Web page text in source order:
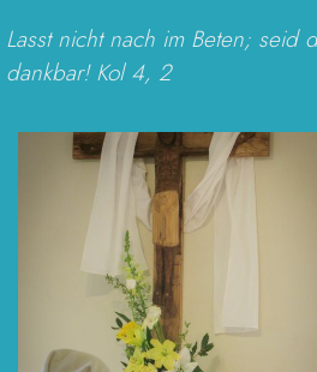
Lasst nicht nach im Beten; seid
dankbar! Kol 4, 2